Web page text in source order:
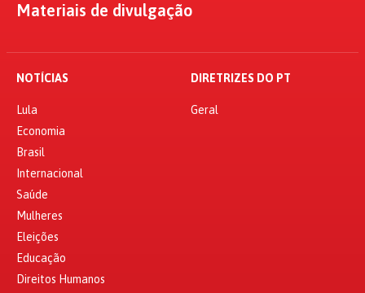
Materiais de divulgação
NOTÍCIAS
Lula
Economia
Brasil
Internacional
Saúde
Mulheres
Eleições
Educação
Direitos Humanos
DIRETRIZES DO PT
Geral